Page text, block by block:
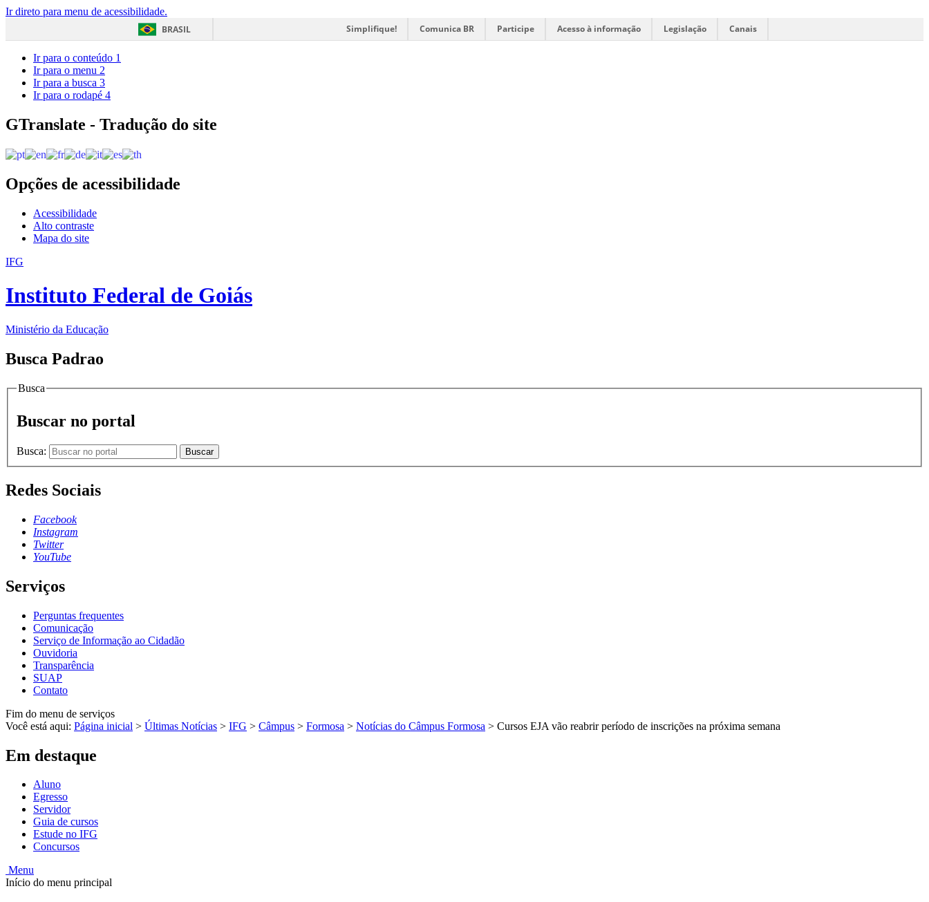
Ir direto para menu de acessibilidade.
BRASIL
Simplifique! Comunica BR Participe Acesso à informação Legislação Canais
Ir para o conteúdo 1
Ir para o menu 2
Ir para a busca 3
Ir para o rodapé 4
GTranslate - Tradução do site
Opções de acessibilidade
Acessibilidade
Alto contraste
Mapa do site
IFG
Instituto Federal de Goiás
Ministério da Educação
Busca Padrao
Busca
Buscar no portal
Busca: Buscar
Redes Sociais
Facebook
Instagram
Twitter
YouTube
Serviços
Perguntas frequentes
Comunicação
Serviço de Informação ao Cidadão
Ouvidoria
Transparência
SUAP
Contato
Fim do menu de serviços
Você está aqui: Página inicial > Últimas Notícias > IFG > Câmpus > Formosa > Notícias do Câmpus Formosa > Cursos EJA vão reabrir período de inscrições na próxima semana
Em destaque
Aluno
Egresso
Servidor
Guia de cursos
Estude no IFG
Concursos
Menu
Início do menu principal